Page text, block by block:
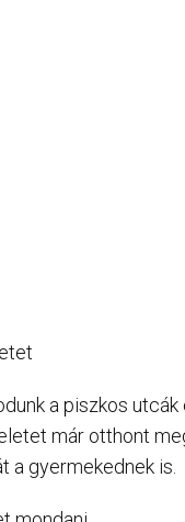
a piszkos
már otthont
a gyermekednek is.